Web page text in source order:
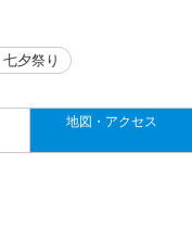
七夕祭り
地図・アクセス